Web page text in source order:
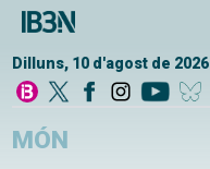
Dilluns, 10 d'agost de 2026
MÓN